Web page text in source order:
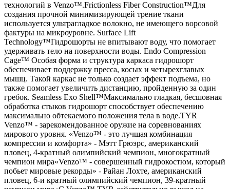
технологий в Venzo™.Frictionless Fiber Construction™Для
создания прочной минимизирующей трение ткани
используется ультрагладкое волокно, не имеющего ворсовой
фактуры на микроуровне. Surface Lift
Technology™Гидрошорты не впитывают воду, что помогает
удерживать тело на поверхности воды. Endo Compression
Cage™ Особая форма и структура каркаса гидрошорт
обеспечивает поддержку пресса, косых и четырехглавых
мышц. Такой каркас не только создает эффект подъема, но
также помогает увеличить дистанцию, пройденную за один
гребок. Seamless Exo Shell™Максимально гладкая, бесшовная
обработка стыков гидрошорт способствует обеспечению
максимально обтекаемого положения тела в воде.TYR
Venzo™ - зарекомендованное оружие на соревнованиях
мирового уровня. «Venzo™ - это лучшая комбинация
компрессии и комфорта» - Мэтт Грюэрс, американский
пловец, 4-кратный олимпийский чемпион, многократный
чемпион мира«Venzo™ - совершенный гидрокостюм, который
побьет мировые рекорды» - Райан Лохте, американский
пловец, 6-и кратный олимпийский чемпион, 39-кратный